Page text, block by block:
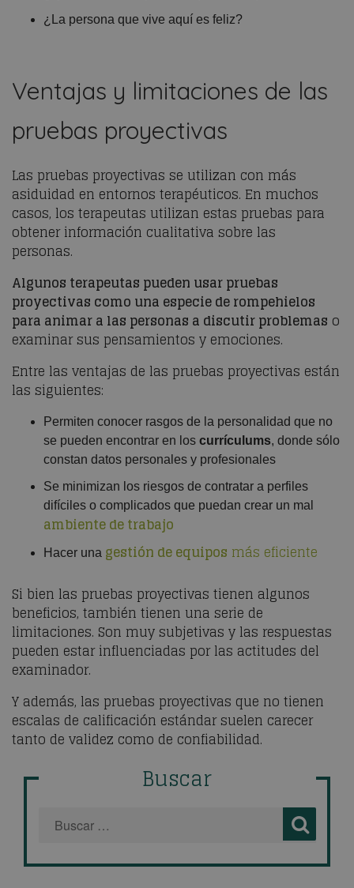
¿La persona que vive aquí es feliz?
Ventajas y limitaciones de las
pruebas proyectivas
Las pruebas proyectivas se utilizan con más
asiduidad en entornos terapéuticos. En muchos
casos, los terapeutas utilizan estas pruebas para
obtener información cualitativa sobre las
personas.
Algunos terapeutas pueden usar pruebas
proyectivas como una especie de rompehielos
para animar a las personas a discutir problemas o
examinar sus pensamientos y emociones.
Entre las ventajas de las pruebas proyectivas están
las siguientes:
Permiten conocer rasgos de la personalidad que no
se pueden encontrar en los currículums, donde sólo
constan datos personales y profesionales
Se minimizan los riesgos de contratar a perfiles
difíciles o complicados que puedan crear un mal
ambiente de trabajo
Hacer una gestión de equipos más eficiente
Si bien las pruebas proyectivas tienen algunos
beneficios, también tienen una serie de
limitaciones. Son muy subjetivas y las respuestas
pueden estar influenciadas por las actitudes del
examinador.
Y además, las pruebas proyectivas que no tienen
escalas de calificación estándar suelen carecer
tanto de validez como de confiabilidad.
Buscar